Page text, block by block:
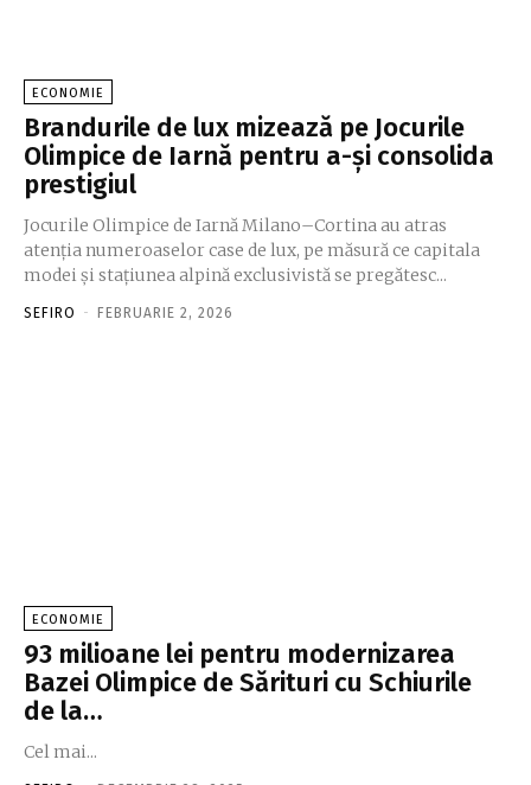
ECONOMIE
Brandurile de lux mizează pe Jocurile
Olimpice de Iarnă pentru a-şi consolida
prestigiul
Jocurile Olimpice de Iarnă Milano–Cortina au atras
atenţia numeroaselor case de lux, pe măsură ce capitala
modei şi staţiunea alpină exclusivistă se pregătesc...
SEFIRO - FEBRUARIE 2, 2026
ECONOMIE
93 milioane lei pentru modernizarea
Bazei Olimpice de Sărituri cu Schiurile
de la…
Cel mai...